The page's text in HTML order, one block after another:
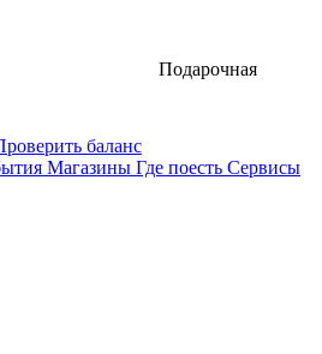
Подарочная
баланс
Магазины Где поесть Сервисы